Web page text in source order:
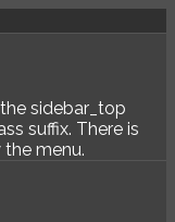
sidebar_top
suffix. There is
menu.